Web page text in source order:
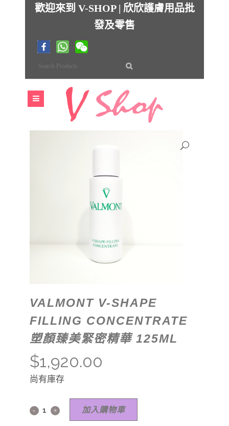
歡迎來到 V-SHOP | 欣欣護膚用品批
發及零售
VALMONT V-SHAPE
FILLING CONCENTRATE
塑顏臻美緊密精華 125ML
$1,920.00
尚有庫存
加入購物車